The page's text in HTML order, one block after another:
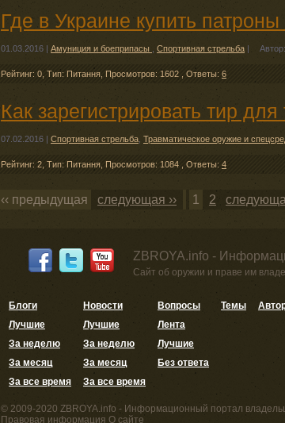
Где в Украине купить
01.03.2016 | Амуниция и боеприпасы Спортивная стрельба | Автор:
Рейтинг: 0 Тип: Питання Просмотров: 1602 Ответы: 6
Как зарегистрировать тир
07.02.2016 | Спортивная стрельба Травматическое оружие и
Рейтинг: 2 Тип: Питання Просмотров: 1084 Ответы: 4
‹‹ предыдущая следующая ›› 1 2
ZBROYA.info -
Сайт об оружии и праве им
Блоги
Лучшие
За неделю
За месяц
За все время
Новости
Лучшие
За неделю
За месяц
За все время
Вопросы
Лента
Лучшие
Без ответа
Темы
© 2009-2020 ZBROYA.info - Информационный портал
Правовая информация О сайте